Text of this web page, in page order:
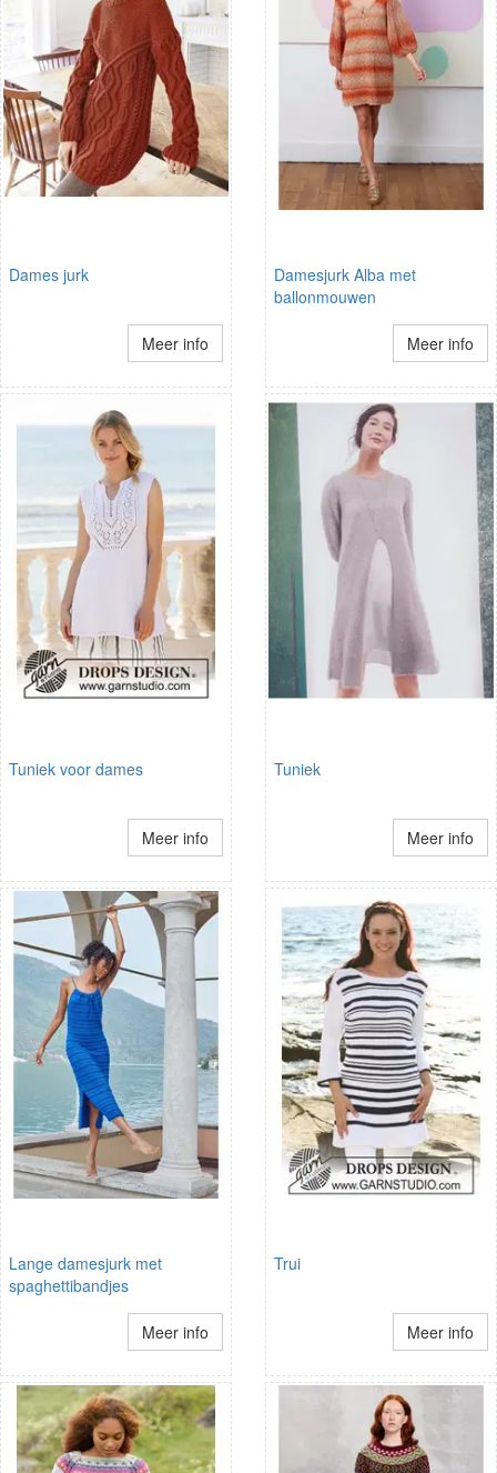
Dames jurk
Meer info
Damesjurk Alba met
ballonmouwen
Meer info
Tuniek voor dames
Meer info
Tuniek
Meer info
Lange damesjurk met
spaghettibandjes
Meer info
Trui
Meer info